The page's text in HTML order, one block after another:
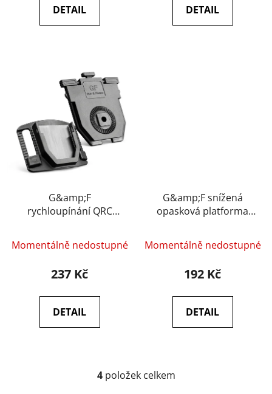
DETAIL DETAIL
G&amp;F
rychloupínání QRC
Černá
Momentálně nedostupné
237 Kč
DETAIL
G&amp;F snížená
opasková platforma
Momentálně nedostupné
192 Kč
DETAIL
O
4položek celkem